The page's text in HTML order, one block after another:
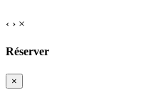
‹ › ×
Réserver
×